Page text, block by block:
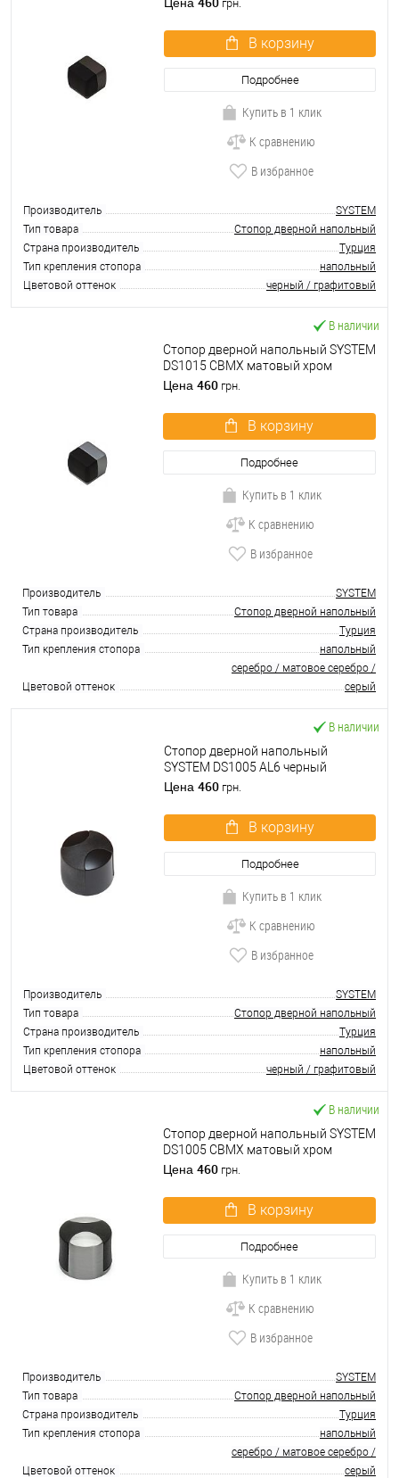
грн.
В корзину
Подробнее
Купить в 1 клик
К сравнению
В избранное
Производитель
SYSTEM
Тип товара
Стопор дверной напольный
Страна производитель
Турция
Тип крепления стопора
напольный
Цветовой оттенок
черный / графитовый
В наличии
Стопор дверной напольный SYSTEM
DS1015 CBMX матовый хром
брошенный
Цена 460 грн.
В корзину
Подробнее
Купить в 1 клик
К сравнению
В избранное
Производитель
SYSTEM
Тип товара
Стопор дверной напольный
Страна производитель
Турция
Тип крепления стопора
напольный
Цветовой оттенок
серебро / матовое серебро /
серый
В наличии
Стопор дверной напольный
SYSTEM DS1005 AL6 черный
матовый
Цена 460 грн.
В корзину
Подробнее
Купить в 1 клик
К сравнению
В избранное
Производитель
SYSTEM
Тип товара
Стопор дверной напольный
Страна производитель
Турция
Тип крепления стопора
напольный
Цветовой оттенок
черный / графитовый
В наличии
Стопор дверной напольный SYSTEM
DS1005 CBMX матовый хром
брашированный
Цена 460 грн.
В корзину
Подробнее
Купить в 1 клик
К сравнению
В избранное
Производитель
SYSTEM
Тип товара
Стопор дверной напольный
Страна производитель
Турция
Тип крепления стопора
напольный
Цветовой оттенок
серебро / матовое серебро /
серый